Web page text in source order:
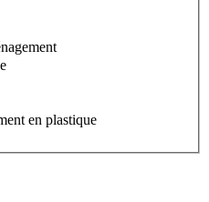
en plastique